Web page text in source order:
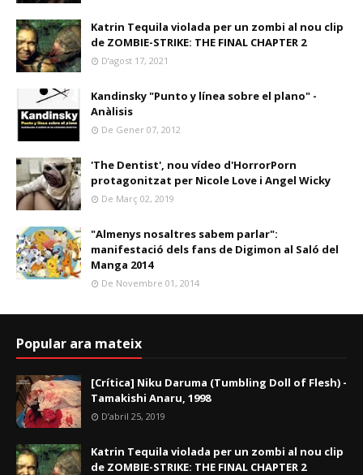
Katrin Tequila violada per un zombi al nou clip
de ZOMBIE-STRIKE: THE FINAL CHAPTER 2
D’agost 17, 2021
Kandinsky "Punto y línea sobre el plano" -
Anàlisis
De Gener 07, 2012
'The Dentist', nou vídeo d'HorrorPorn
protagonitzat per Nicole Love i Angel Wicky
De Març 02, 2019
"Almenys nosaltres sabem parlar":
manifestació dels fans de Digimon al Saló del
Manga 2014
De Novembre 01, 2014
Popular ara mateix
[Crítica] Niku Daruma (Tumbling Doll of Flesh) -
Tamakishi Anaru, 1998
D’abril 25, 2019
Katrin Tequila violada per un zombi al nou clip
de ZOMBIE-STRIKE: THE FINAL CHAPTER 2